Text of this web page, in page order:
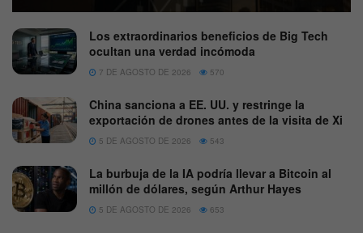
Los extraordinarios beneficios de Big Tech
ocultan una verdad incómoda
7 DE AGOSTO DE 2026 570
China sanciona a EE. UU. y restringe la
exportación de drones antes de la visita de Xi
5 DE AGOSTO DE 2026 543
La burbuja de la IA podría llevar a Bitcoin al
millón de dólares, según Arthur Hayes
5 DE AGOSTO DE 2026 653